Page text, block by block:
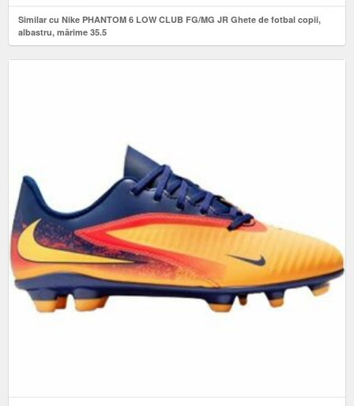
Similar cu Nike PHANTOM 6 LOW CLUB FG/MG JR Ghete de fotbal copii,
albastru, mărime 35.5